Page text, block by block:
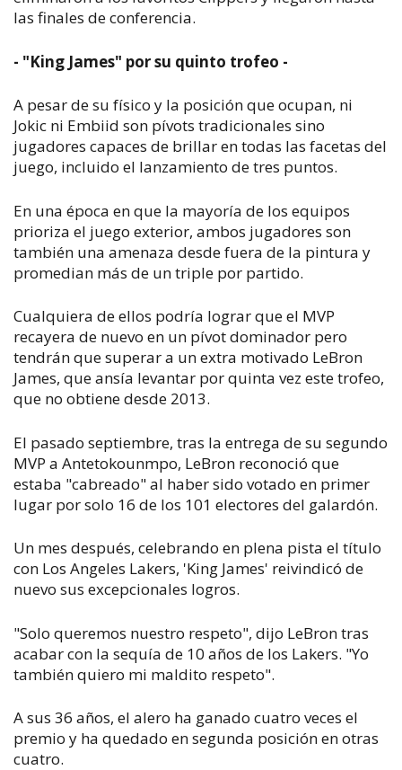
las finales de conferencia.
- "King James" por su quinto trofeo -
A pesar de su físico y la posición que ocupan, ni
Jokic ni Embiid son pívots tradicionales sino
jugadores capaces de brillar en todas las facetas del
juego, incluido el lanzamiento de tres puntos.
En una época en que la mayoría de los equipos
prioriza el juego exterior, ambos jugadores son
también una amenaza desde fuera de la pintura y
promedian más de un triple por partido.
Cualquiera de ellos podría lograr que el MVP
recayera de nuevo en un pívot dominador pero
tendrán que superar a un extra motivado LeBron
James, que ansía levantar por quinta vez este trofeo,
que no obtiene desde 2013.
El pasado septiembre, tras la entrega de su segundo
MVP a Antetokounmpo, LeBron reconoció que
estaba "cabreado" al haber sido votado en primer
lugar por solo 16 de los 101 electores del galardón.
Un mes después, celebrando en plena pista el título
con Los Angeles Lakers, 'King James' reivindicó de
nuevo sus excepcionales logros.
"Solo queremos nuestro respeto", dijo LeBron tras
acabar con la sequía de 10 años de los Lakers. "Yo
también quiero mi maldito respeto".
A sus 36 años, el alero ha ganado cuatro veces el
premio y ha quedado en segunda posición en otras
cuatro.